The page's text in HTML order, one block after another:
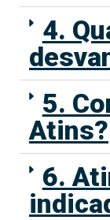
4.
5.
Atins?
6.